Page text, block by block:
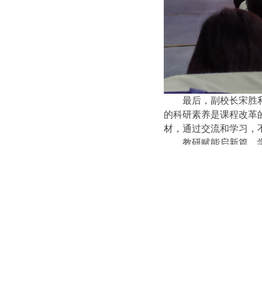
最后，副校长宋胜
的科研素养是课程改革
材，通过交流和学习，
教研赋能启新篇，